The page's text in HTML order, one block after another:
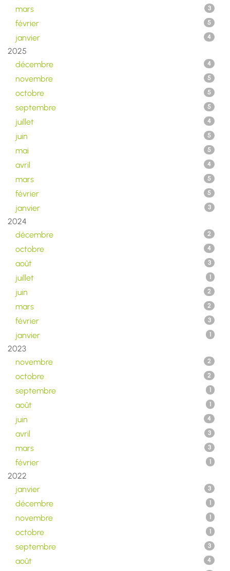
mars 3
février 5
janvier 4
2025
décembre
4
novembre 5
octobre 5
septembre 5
juillet 4
juin 5
mai 5
avril 4
mars 5
février 5
janvier 3
2024
décembre
2
octobre 4
août 3
juillet 1
juin 2
mars 2
février 3
janvier 1
2023
novembre
2
octobre 2
septembre 1
août 1
juin 4
avril 3
mars 3
février 1
2022
janvier
3
décembre 1
novembre 1
octobre 1
septembre 3
août 4